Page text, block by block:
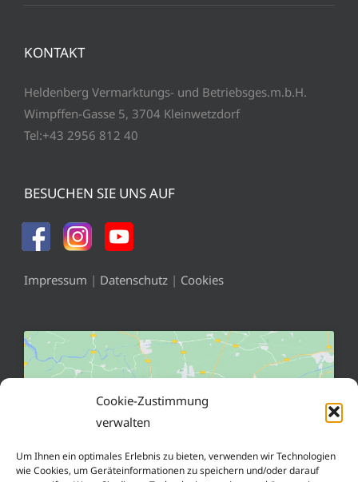
Cookie-Zustimmung
verwalten
Um Ihnen ein optimales Erlebnis zu bieten, verwenden wir Technologien
wie Cookies, um Geräteinformationen zu speichern und/oder darauf
KONTAKT
Heldenberg Vermarktungs- und Betriebsges.m.b.H.
Wimpffen-Gasse 5, 3704 Kleinwetzdorf
Tel:+43 2956 812 40
BESUCHEN SIE UNS AUF
Impressum | Datenschutz | Cookies
akzeptieren und diesen Inhalt zu aktivieren